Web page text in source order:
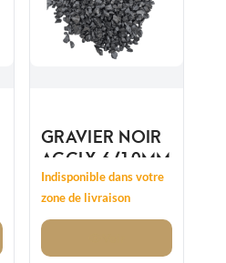
GRAVIER NOIR
AGGLY 6/10MM
Indisponible dans votre
zone de livraison